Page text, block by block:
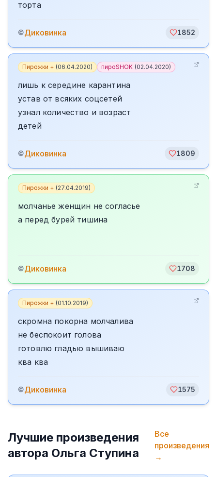
торта
©Диковинка 1852
Пирожки + (06.04.2020) пироSHOK (02.04.2020)
лишь к середине карантина
устав от всяких соцсетей
узнал количество и возраст
детей
©Диковинка 1809
Пирожки + (27.04.2019)
молчанье женщин не согласье
а перед бурей тишина
©Диковинка 1708
Пирожки + (01.10.2019)
скромна покорна молчалива
не беспокоит голова
готовлю гладью вышиваю
ква ква
©Диковинка 1575
Лучшие произведения
автора Ольга Ступина
Все
произведения
→